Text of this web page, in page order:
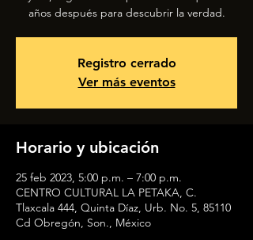
años después para descubrir la verdad.
Registro cerrado
Ver más eventos
Horario y ubicación
25 feb 2023, 5:00 p.m. – 7:00 p.m.
CENTRO CULTURAL LA PETAKA, C.
Tlaxcala 444, Quinta Díaz, Urb. No. 5, 85110
Cd Obregón, Son., México